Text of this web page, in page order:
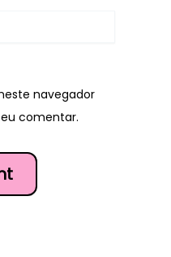
navegador
comentar.